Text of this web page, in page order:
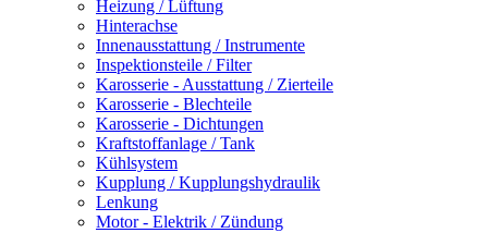
Heizung / Lüftung
Hinterachse
Innenausstattung / Instrumente
Inspektionsteile / Filter
Karosserie - Ausstattung / Zierteile
Karosserie - Blechteile
Karosserie - Dichtungen
Kraftstoffanlage / Tank
Kühlsystem
Kupplung / Kupplungshydraulik
Lenkung
Motor - Elektrik / Zündung